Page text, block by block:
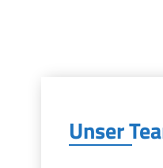
Unser